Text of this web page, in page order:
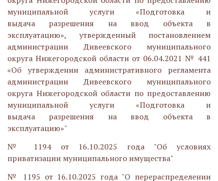
муниципальной услуги «Подготовка и
выдача разрешения на ввод объекта в
эксплуатацию», утвержденный постановлением
администрации Дивеевского муниципального
округа Нижегородской области от 06.04.2021 № 441
«Об утверждении административного регламента
администрации Дивеевского муниципального
округа Нижегородской области по предоставлению
муниципальной услуги «Подготовка и
выдача разрешения на ввод объекта в
эксплуатацию»"
№ 1194 от 16.10.2025 года "Об условиях
приватизации муниципального имущества"
№ 1195 от 16.10.2025 года "О перераспределении